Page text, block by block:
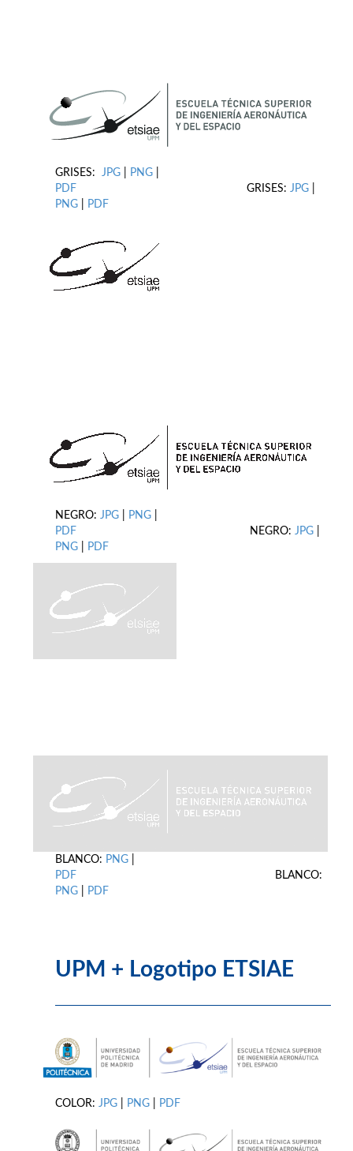
GRISES: JPG PNG
PDF GRISES: JPG
PNG
PDF
NEGRO: JPG PNG
PDF NEGRO: JPG
PNG
PDF
BLANCO: PNG
PDF BLANCO:
PNG
PDF
UPM + Logotipo ETSIAE
COLOR: JPG PNG PDF